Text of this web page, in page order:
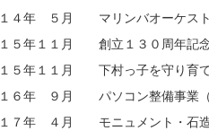
１４年 ５月 マリンバオーケス
１５年１１月 創立１３０周年記
１５年１１月 下村っ子を守り育
１６年 ９月 パソコン整備事業（
１７年 ４月 モニュメント・石造